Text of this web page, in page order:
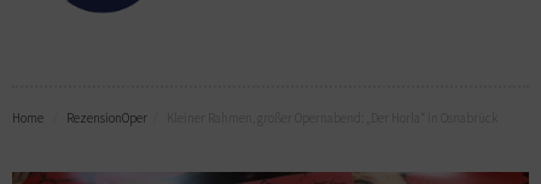
Home RezensionOper